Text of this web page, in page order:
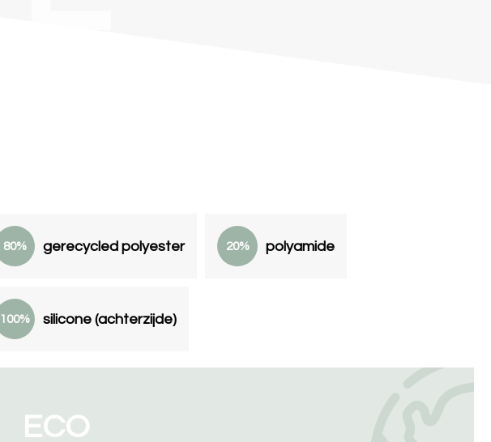
80% gerecycled polyester 20% polyamide
100% silicone (achterzijde)
ECO